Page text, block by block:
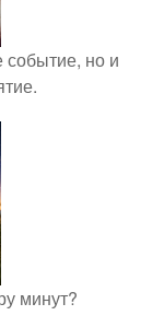
событие, но и
минут?